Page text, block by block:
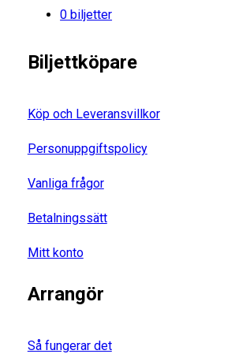
0 biljetter
Biljettköpare
Köp och Leveransvillkor
Personuppgiftspolicy
Vanliga frågor
Betalningssätt
Mitt konto
Arrangör
Så fungerar det